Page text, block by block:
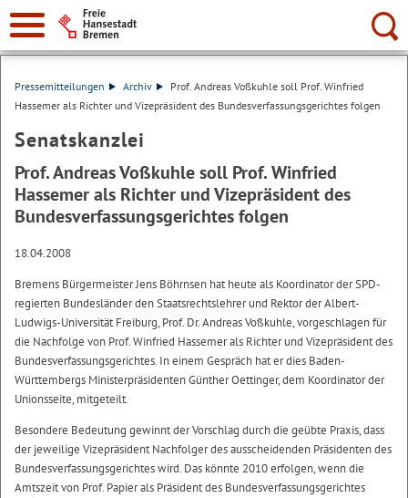
Suche:
Pressemitteilungen Archiv
Prof. Andreas Voßkuhle soll Prof. Winfried
Hassemer als Richter und Vizepräsident des Bundesverfassungsgerichtes folgen
Senatskanzlei
Prof. Andreas Voßkuhle soll Prof. Winfried
Hassemer als Richter und Vizepräsident des
Bundesverfassungsgerichtes folgen
18.04.2008
Bremens Bürgermeister Jens Böhrnsen hat heute als Koordinator der SPD-
regierten Bundesländer den Staatsrechtslehrer und Rektor der Albert-
Ludwigs-Universität Freiburg, Prof. Dr. Andreas Voßkuhle, vorgeschlagen für
die Nachfolge von Prof. Winfried Hassemer als Richter und Vizepräsident des
Bundesverfassungsgerichtes. In einem Gespräch hat er dies Baden-
Württembergs Ministerpräsidenten Günther Oettinger, dem Koordinator der
Unionsseite, mitgeteilt.
Besondere Bedeutung gewinnt der Vorschlag durch die geübte Praxis, dass
der jeweilige Vizepräsident Nachfolger des ausscheidenden Präsidenten des
Bundesverfassungsgerichtes wird. Das könnte 2010 erfolgen, wenn die
Amtszeit von Prof. Papier als Präsident des Bundesverfassungsgerichtes